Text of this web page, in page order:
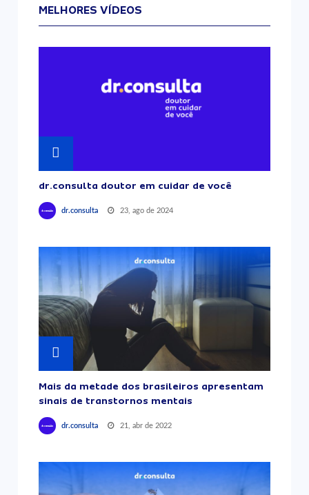
MELHORES VÍDEOS
dr.consulta doutor em cuidar de você
dr.consulta 23, ago de 2024
Mais da metade dos brasileiros apresentam
sinais de transtornos mentais
dr.consulta 21, abr de 2022